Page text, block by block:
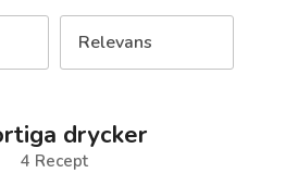
Relevans
drycker
4 Recept